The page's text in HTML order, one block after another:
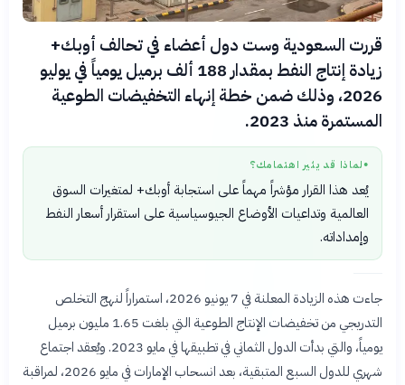
قررت السعودية وست دول أعضاء في تحالف أوبك+
زيادة إنتاج النفط بمقدار 188 ألف برميل يومياً في يوليو
2026، وذلك ضمن خطة إنهاء التخفيضات الطوعية
المستمرة منذ 2023.
● لماذا قد يثير اهتمامك؟
يُعد هذا القرار مؤشراً مهماً على استجابة أوبك+ لمتغيرات السوق
العالمية وتداعيات الأوضاع الجيوسياسية على استقرار أسعار النفط
وإمداداته.
جاءت هذه الزيادة المعلنة في 7 يونيو 2026، استمراراً لنهج التخلص
التدريجي من تخفيضات الإنتاج الطوعية التي بلغت 1.65 مليون برميل
يومياً، والتي بدأت الدول الثماني في تطبيقها في مايو 2023. ويُعقد اجتماع
شهري للدول السبع المتبقية، بعد انسحاب الإمارات في مايو 2026، لمراقبة